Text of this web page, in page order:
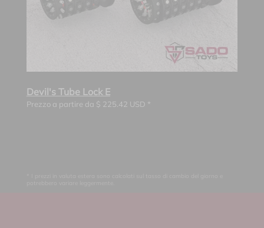
Devil's Tube Lock E
Prezzo a partire da $ 225.42 USD *